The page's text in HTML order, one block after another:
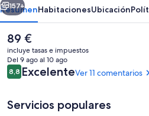
157+
ResumenHabitacionesUbicación
El
precio
actual
es
de
89 €
incluye tasas e impuestos
Del 9 ago al 10 ago
Comentarios
8,88,8 de 10
ExcelenteVer 11 comentarios
Servicios populares